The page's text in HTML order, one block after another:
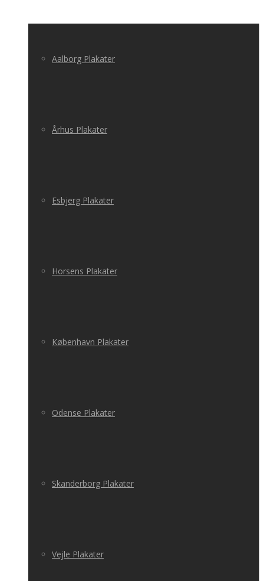
Aalborg Plakater
Århus Plakater
Esbjerg Plakater
Horsens Plakater
København Plakater
Odense Plakater
Skanderborg Plakater
Vejle Plakater